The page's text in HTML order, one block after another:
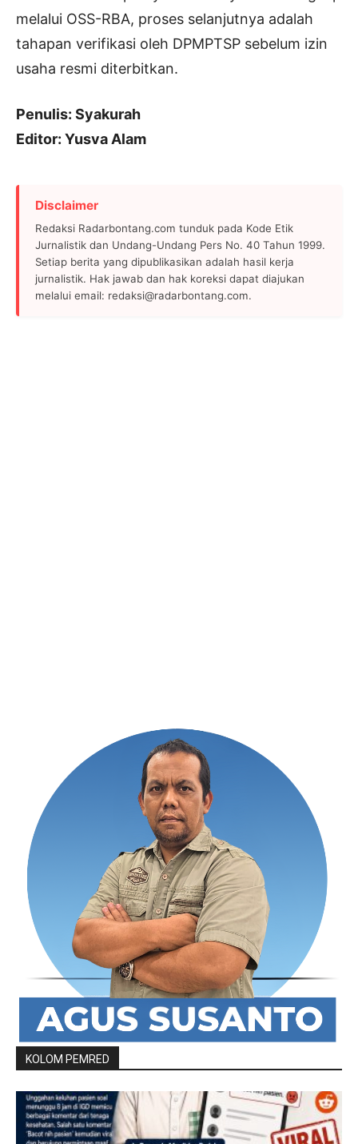
melalui OSS-RBA, proses selanjutnya adalah
tahapan verifikasi oleh DPMPTSP sebelum izin
usaha resmi diterbitkan.
Penulis: Syakurah
Editor: Yusva Alam
Disclaimer
Redaksi Radarbontang.com tunduk pada Kode Etik
Jurnalistik dan Undang-Undang Pers No. 40 Tahun 1999.
Setiap berita yang dipublikasikan adalah hasil kerja
jurnalistik. Hak jawab dan hak koreksi dapat diajukan
melalui email: redaksi@radarbontang.com.
KOLOM PEMRED